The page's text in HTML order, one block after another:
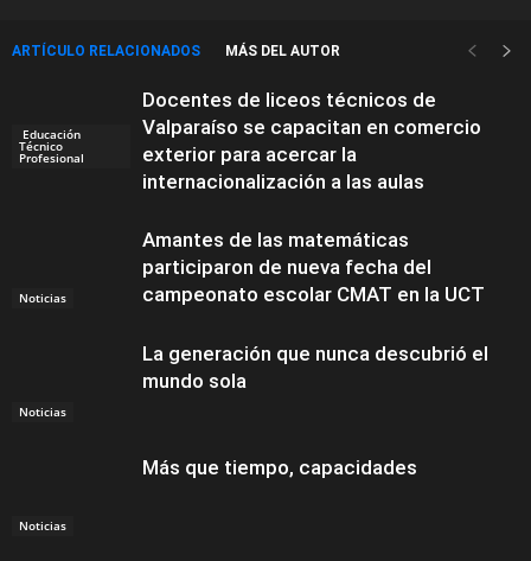
ARTÍCULO RELACIONADOS MÁS DEL AUTOR
Educación
Técnico
Profesional
Docentes de liceos técnicos de
Valparaíso se capacitan en comercio
exterior para acercar la
internacionalización a las aulas
Noticias
Amantes de las matemáticas
participaron de nueva fecha del
campeonato escolar CMAT en la UCT
Noticias
La generación que nunca descubrió el
mundo sola
Noticias
Más que tiempo, capacidades